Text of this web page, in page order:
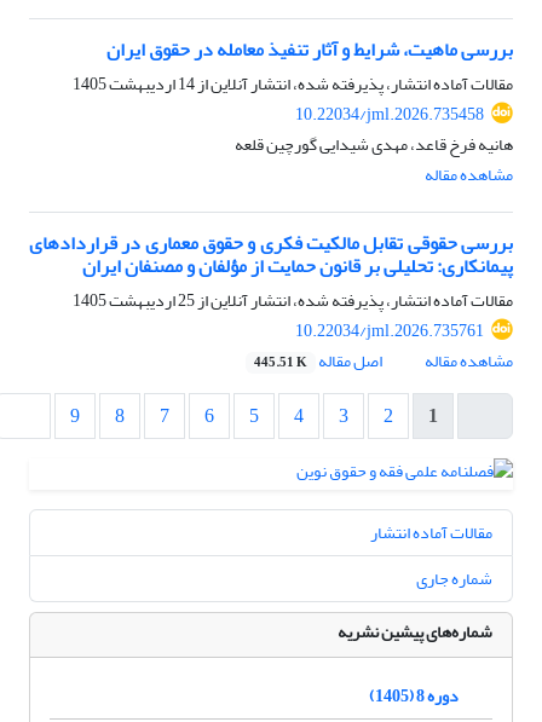
بررسی ماهیت، شرایط و آثار تنفیذ معامله در حقوق ایران
مقالات آماده انتشار، پذیرفته شده، انتشار آنلاین از14 اردیبهشت 1405
10.22034/jml.2026.735458
هانیه فرخ قاعد، مهدی شیدایی گورچین قلعه
مشاهده مقاله
بررسی حقوقی تقابل مالکیت فکری و حقوق معماری در قراردادهای
پیمانکاری: تحلیلی بر قانون حمایت از مؤلفان و مصنفان ایران
مقالات آماده انتشار، پذیرفته شده، انتشار آنلاین از25 اردیبهشت 1405
10.22034/jml.2026.735761
مشاهده مقاله
اصل مقاله 445.51 K
1
2
3
4
5
6
7
8
9
مقالات آماده انتشار
شماره جاری
شماره‌های پیشین نشریه
دوره 8 (1405)